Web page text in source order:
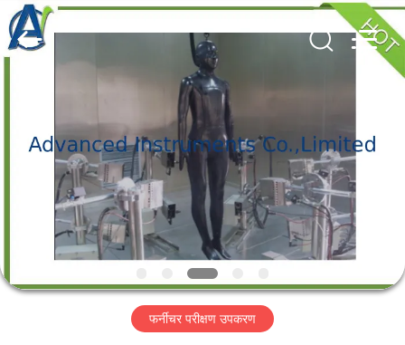
उत्पादों
में
Advanced
Instruments
Co.,Limited.
All
Rights
फर्नीचर परीक्षण उपकरण